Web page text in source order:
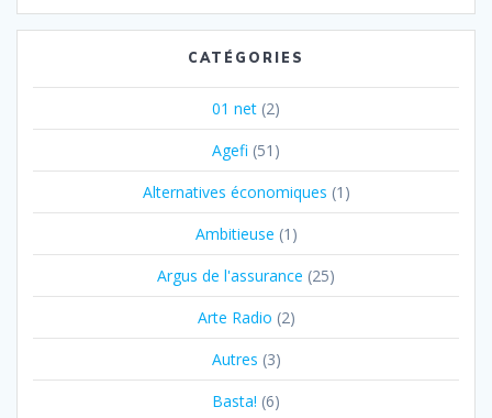
CATÉGORIES
01 net (2)
Agefi (51)
Alternatives économiques (1)
Ambitieuse (1)
Argus de l'assurance (25)
Arte Radio (2)
Autres (3)
Basta! (6)